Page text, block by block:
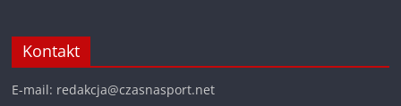
Kontakt
E-mail: redakcja@czasnasport.net